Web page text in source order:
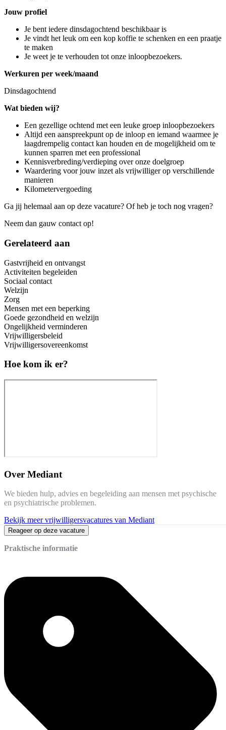
Jouw profiel
Je bent iedere dinsdagochtend beschikbaar is
Je vindt het leuk om een kop koffie te schenken en een praatje
te maken
Je weet je te verhouden tot onze inloopbezoekers.
Werkuren per week/maand
Dinsdagochtend
Wat bieden wij?
Een gezellige ochtend met een leuke groep inloopbezoekers
Altijd een aanspreekpunt op de inloop en iemand waarmee je
laagdrempelig contact kan houden en de mogelijkheid om te
kunnen sparren met een professional
Kennisverbreding/verdieping over onze doelgroep
Waardering voor jouw inzet als vrijwilliger op verschillende
manieren
Kilometervergoeding
Ga jij helemaal aan op deze vacature? Of heb je toch nog vragen?
Neem dan gauw contact op!
Gerelateerd aan
Gastvrijheid en ontvangst
Activiteiten begeleiden
Sociaal contact
Welzijn
Zorg
Mensen met een beperking
Goede gezondheid en welzijn
Ongelijkheid verminderen
Vrijwilligersbeleid
Vrijwilligersovereenkomst
Hoe kom ik er?
Over Mediant
We bieden hulp, advies en begeleiding aan mensen met psychische
en psychiatrische problemen.
Bekijk meer vrijwilligersvacatures van Mediant
Reageer op deze vacature
Praktische informatie